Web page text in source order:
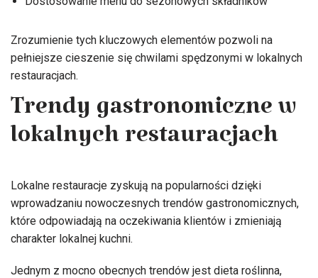
Zrozumienie tych kluczowych elementów pozwoli na
pełniejsze cieszenie się chwilami spędzonymi w lokalnych
restauracjach.
Trendy gastronomiczne w
lokalnych restauracjach
Lokalne restauracje zyskują na popularności dzięki
wprowadzaniu nowoczesnych trendów gastronomicznych,
które odpowiadają na oczekiwania klientów i zmieniają
charakter lokalnej kuchni.
Jednym z mocno obecnych trendów jest dieta roślinna,